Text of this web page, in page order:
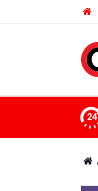
24
4 MİLYON